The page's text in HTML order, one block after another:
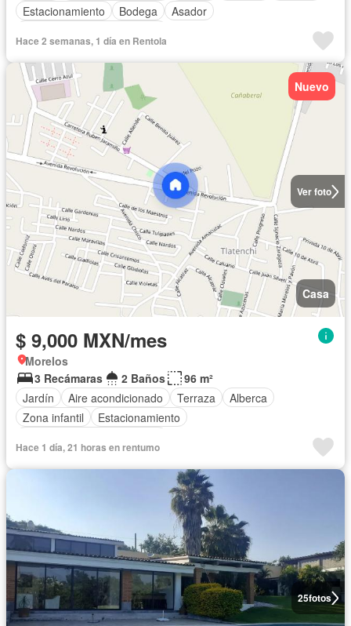
Estacionamiento
Bodega
Asador
Hace 2 semanas, 1 día en Rentola
Ver foto
Nuevo
Casa
$ 9,000 MXN/mes
Morelos
3 Recámaras
2 Baños
96 m²
Jardín
Aire acondicionado Terraza
Alberca
Zona infantil
Estacionamiento
Hace 1 día, 21 horas en rentumo
25fotos